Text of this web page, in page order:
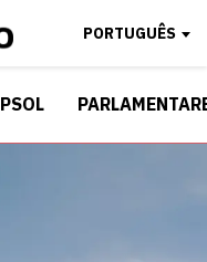
PORTUGUÊS
PSOL